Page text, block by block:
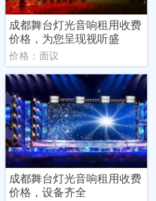
成都舞台灯光音响租用收费
价格，为您呈现视听盛
价格：面议
成都舞台灯光音响租用收费
价格，设备齐全